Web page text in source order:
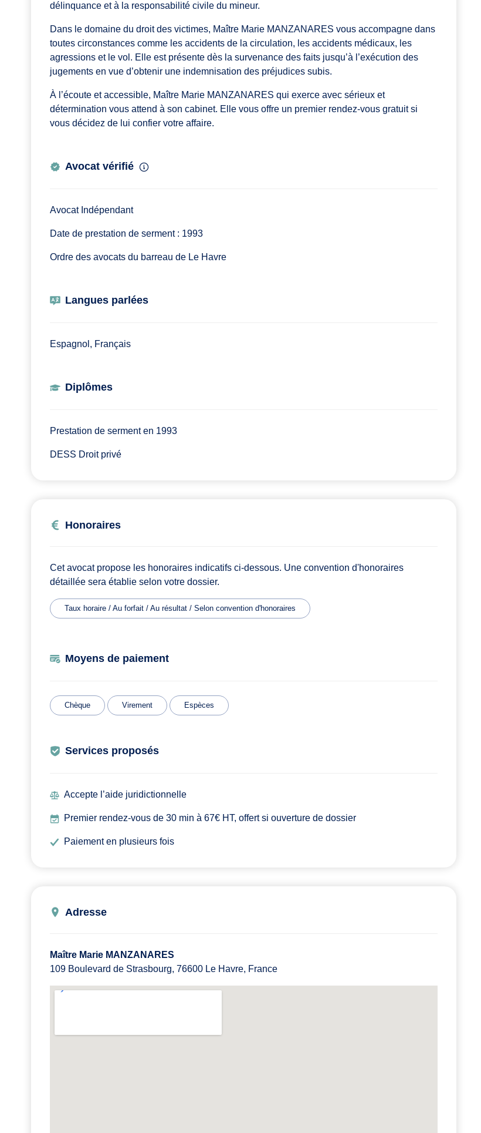
délinquance et à la responsabilité civile du mineur.
Dans le domaine du droit des victimes, Maître Marie MANZANARES vous accompagne dans
toutes circonstances comme les accidents de la circulation, les accidents médicaux, les
agressions et le vol. Elle est présente dès la survenance des faits jusqu’à l’exécution des
jugements en vue d’obtenir une indemnisation des préjudices subis.
À l’écoute et accessible, Maître Marie MANZANARES qui exerce avec sérieux et
détermination vous attend à son cabinet. Elle vous offre un premier rendez-vous gratuit si
vous décidez de lui confier votre affaire.
Avocat vérifié
Avocat Indépendant
Date de prestation de serment : 1993
Ordre des avocats du barreau de Le Havre
Langues parlées
Espagnol, Français
Diplômes
Prestation de serment en 1993
DESS Droit privé
Honoraires
Cet avocat propose les honoraires indicatifs ci-dessous. Une convention d'honoraires
détaillée sera établie selon votre dossier.
Taux horaire / Au forfait / Au résultat / Selon convention d'honoraires
Moyens de paiement
Chèque Virement Espèces
Services proposés
Accepte l’aide juridictionnelle
Premier rendez-vous de 30 min à 67€ HT, offert si ouverture de dossier
Paiement en plusieurs fois
Adresse
Maître Marie MANZANARES
109 Boulevard de Strasbourg, 76600 Le Havre, France